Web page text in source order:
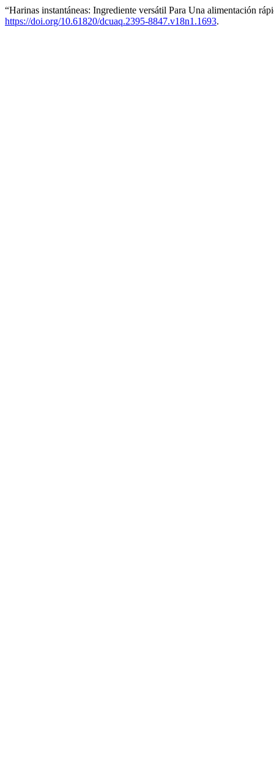
“Harinas instantáneas: Ingrediente versátil Para Una alimentación
https://doi.org/10.61820/dcuaq.2395-8847.v18n1.1693.